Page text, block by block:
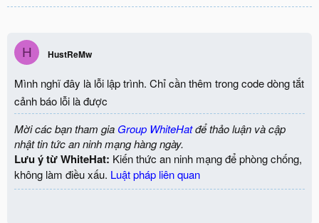
H HustReMw
Mình nghĩ đây là lỗi lập trình. Chỉ cần thêm trong code dòng tắt
cảnh báo lỗi là được
Mời các bạn tham gia Group WhiteHatđể thảo luận và cập
nhật tin tức an ninh mạng hàng ngày.
Lưu ý từ WhiteHat: Kiến thức an ninh mạng để phòng chống,
không làm điều xấu. Luật pháp liên quan